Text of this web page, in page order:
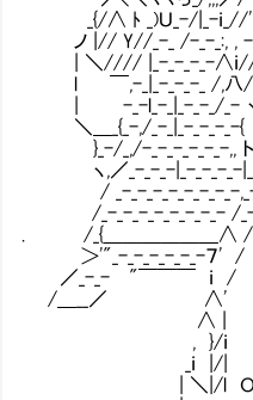
_{/∧ ﾄ _)Ｕ_-/|_-ｉ
ノ |// Y//_-_ /-_-
| ＼//// |_-_-_-_-∧
l ￣,-_|_-_-_-_ /,八
| -_-l_-_|_-_-_/_- ヽ
＼＿_{_-,/_-_|_-_-_-
}_-/_,/-_-_-_-_-_-,,
ヽ,／_-_-_-|_-_-_-
/ _-_-_-_-_-_-_-
/_-_-_-_-_-_-_-_-
. /_{＿＿＿＿
＞'"_-_-_-_-_-
／_-_- "￣￣
/＿__／ ∧' -
∧ | j| ||
, }/ｉ || /
_ｉ |/|
| ＼|/l Ｏ /￣￣